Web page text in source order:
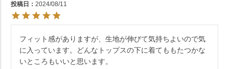
投稿日
2024/08/11
フィット感がありますが、生地が伸びて気持ちよいので気
に入っています。どんなトップスの下に着てももたつかな
いところもいいと思います。